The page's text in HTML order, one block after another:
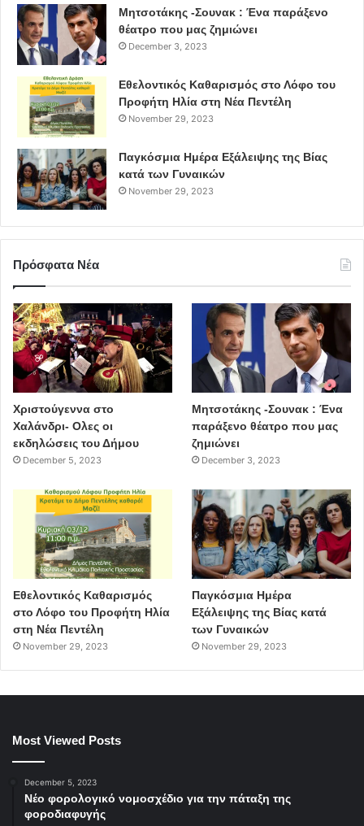
Μητσοτάκης -Σουνακ : Ένα παράξενο
θέατρο που μας ζημιώνει
December 3, 2023
Εθελοντικός Καθαρισμός στο Λόφο του
Προφήτη Ηλία στη Νέα Πεντέλη
November 29, 2023
Παγκόσμια Ημέρα Εξάλειψης της Βίας
κατά των Γυναικών
November 29, 2023
Πρόσφατα Νέα
Χριστούγεννα στο
Χαλάνδρι- Ολες οι
εκδηλώσεις του Δήμου
December 5, 2023
Μητσοτάκης -Σουνακ : Ένα
παράξενο θέατρο που μας
ζημιώνει
December 3, 2023
Εθελοντικός Καθαρισμός
στο Λόφο του Προφήτη Ηλία
στη Νέα Πεντέλη
November 29, 2023
Παγκόσμια Ημέρα
Εξάλειψης της Βίας κατά
των Γυναικών
November 29, 2023
Most Viewed Posts
December 5, 2023
Νέο φορολογικό νομοσχέδιο για την πάταξη της
φοροδιαφυγής